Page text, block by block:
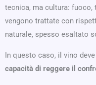
tecnica, ma cultura: fuoco,
vengono trattate con
naturale, spesso esaltato
In questo caso, il vino
capacità di reggere il